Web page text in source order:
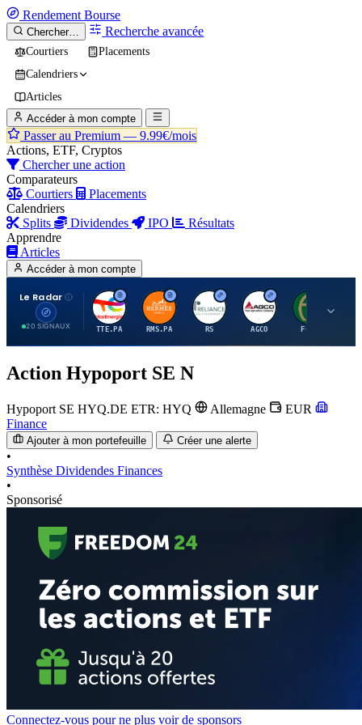
Rendement Bourse
Chercher… Recherche avancée
Courtiers
Placements
Calendriers
Articles
Accéder à mon compte
Passer au Premium — 9.99€/mois
Actions, ETF, Cryptos
Chercher une action
Comparateurs
Courtiers
Placements
Calendriers
Splits
Dividendes IPO
Résultats
Apprendre
Articles
Accéder à mon compte
Le Radar
20 SIGNAUX
T
TTE.PA
H
RMS.PA
R
RS
A
AGCO FCFS
Action Hypoport SE N
Hypoport SE HYQ.DE ETR: HYQ Allemagne
EUR
Finance
Ajouter à mon portefeuille Créer une alerte
•
Synthèse Dividendes Finances
•
Sponsorisé
Connectez-vous pour ne plus voir de sponsors